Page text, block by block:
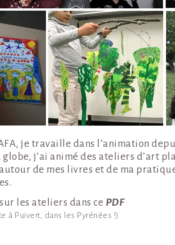
je travaille dans l’animation
j’ai animé des ateliers d’art
de mes livres et de ma
les ateliers dans ce PDF
à Puivert, dans les Pyrénées !)